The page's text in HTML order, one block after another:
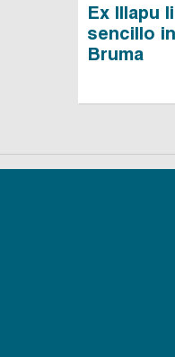
Ex Illapu
sencillo
Bruma